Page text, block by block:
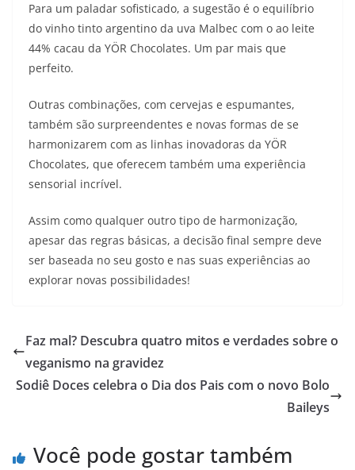
Para um paladar sofisticado, a sugestão é o equilíbrio
do vinho tinto argentino da uva Malbec com o ao leite
44% cacau da YÖR Chocolates. Um par mais que
perfeito.
Outras combinações, com cervejas e espumantes,
também são surpreendentes e novas formas de se
harmonizarem com as linhas inovadoras da YÖR
Chocolates, que oferecem também uma experiência
sensorial incrível.
Assim como qualquer outro tipo de harmonização,
apesar das regras básicas, a decisão final sempre deve
ser baseada no seu gosto e nas suas experiências ao
explorar novas possibilidades!
Faz mal? Descubra quatro mitos e verdades sobre o
veganismo na gravidez
Sodiê Doces celebra o Dia dos Pais com o novo Bolo
Baileys
Você pode gostar também